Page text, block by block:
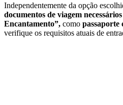
Independentemente da opção
documentos de viagem
Encantamento”, como passaporte
verifique os requisitos atuais de